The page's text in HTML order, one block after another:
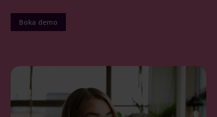
Om oss
Logga in på Communityn
Boka demo